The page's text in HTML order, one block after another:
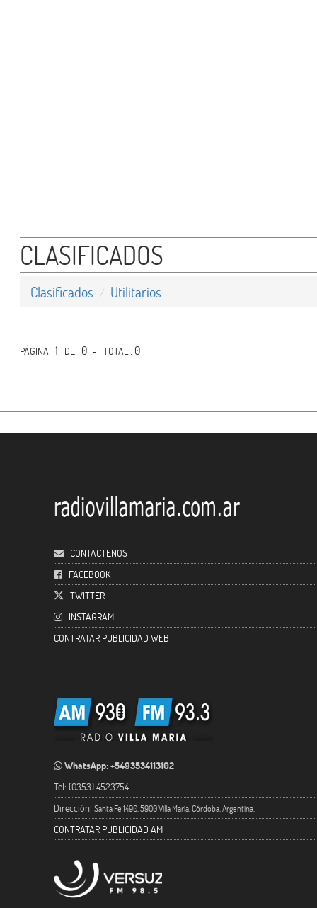
- Utilitarios
- Planes de Ahorro
Empleos
CLASIFICADOS
Clasificados Utilitarios
PÁGINA 1 DE 0 -TOTAL: 0
CONTACTENOS
FACEBOOK
TWITTER
INSTAGRAM
CONTRATAR PUBLICIDAD WEB
WhatsApp: +5493534113102
Tel: (0353) 4523754
Dirección: Santa Fe 1490. 5900 Villa María, Córdoba, Argentina.
CONTRATAR PUBLICIDAD AM